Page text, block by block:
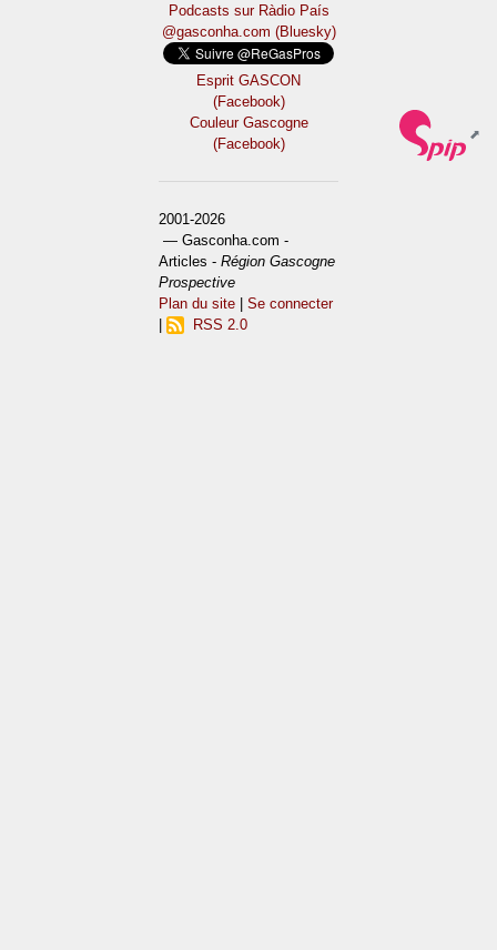
Podcasts sur Ràdio País
@gasconha.com (Bluesky)
Esprit GASCON
(Facebook)
Couleur Gascogne
(Facebook)
2001-2026
— Gasconha.com -
Articles -Région Gascogne
Prospective
Plan du site |Se connecter
RSS 2.0